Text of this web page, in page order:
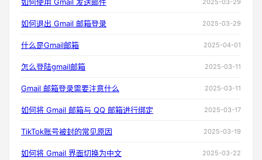
如何退出 Gmail 邮箱登录 2025-03-29
什么是Gmail邮箱 2025-04-01
怎么登陆gmail邮箱 2025-03-11
Gmail 邮箱登录需要注意什么 2025-03-11
如何将 Gmail 邮箱与 QQ 邮箱进行绑定 2025-03-17
TikTok账号被封的常见原因 2025-03-19
如何将 Gmail 界面切换为中文 2025-03-22